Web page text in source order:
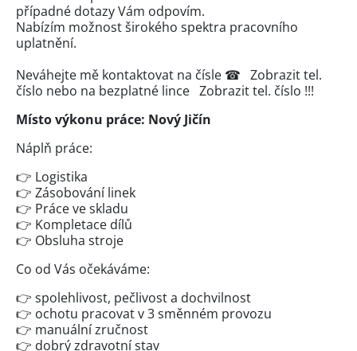
případné dotazy Vám odpovím.
Nabízím možnost širokého spektra pracovního
uplatnění.
Neváhejte mě kontaktovat na čísle ☎ Zobrazit tel.
číslo nebo na bezplatné lince Zobrazit tel. číslo !!!
Místo výkonu práce: Nový Jičín
Náplň práce:
👉 Logistika
👉 Zásobování linek
👉 Práce ve skladu
👉 Kompletace dílů
👉 Obsluha stroje
Co od Vás očekáváme:
👉 spolehlivost, pečlivost a dochvilnost
👉 ochotu pracovat v 3 směnném provozu
👉 manuální zručnost
👉 dobrý zdravotní stav